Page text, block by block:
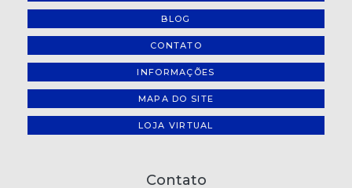
BLOG
CONTATO
INFORMAÇÕES
MAPA DO SITE
LOJA VIRTUAL
Contato